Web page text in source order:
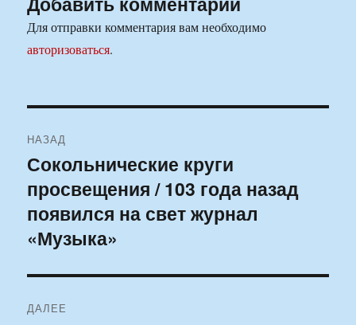
Для отправки комментария вам необходимо
авторизоваться.
по
записям
НАЗАД
Предыдущая
запись:
Сокольнические круги
просвещения / 103 года назад
появился на свет журнал
«Музыка»
ДАЛЕЕ